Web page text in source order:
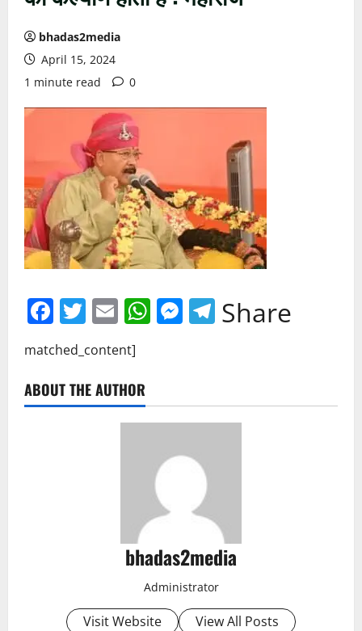
bhadas2media
April 15, 2024
1 minute read
0
Facebook
Twitter
EmailWhatsApp
Messenger
Telegram
Share
matched_content]
ABOUT THE AUTHOR
bhadas2media
Administrator
Visit Website View All Posts